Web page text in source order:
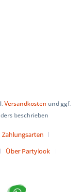
Versandkosten und ggf.
beschrieben
Über Partylook